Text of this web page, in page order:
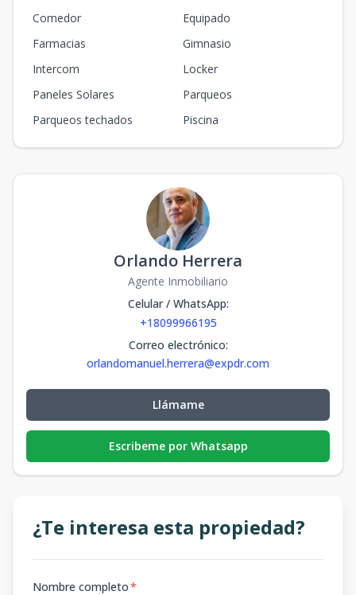
Comedor
Equipado
Farmacias
Gimnasio
Intercom
Locker
Paneles Solares
Parqueos
Parqueos techados
Piscina
Orlando Herrera
Agente Inmobiliario
Celular / WhatsApp:
+18099966195
Correo electrónico:
orlandomanuel.herrera@expdr.com
Llámame
Escribeme por Whatsapp
¿Te interesa esta propiedad?
Nombre completo*